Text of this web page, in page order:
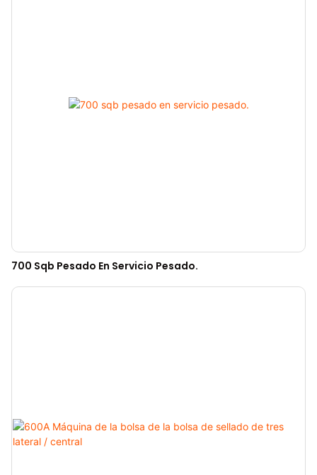
700 Sqb Pesado En Servicio Pesado.